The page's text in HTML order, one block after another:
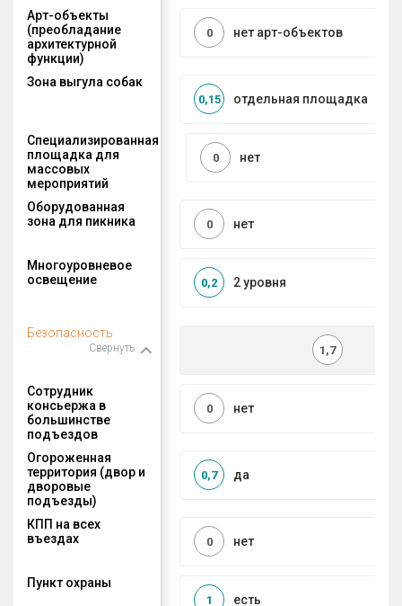
Арт-объекты
(преобладание
архитектурной
функции)
нет арт-объектов
0
Зона выгула собак
отдельная площадка
0,15
Специализированная
площадка для
массовых
мероприятий
нет
0
Оборудованная
зона для пикника
нет
0
Многоуровневое
освещение
2 уровня
0,2
Безопасность
Свернуть 1,7
Сотрудник
консьержа в
большинстве
подъездов
нет
0
Огороженная
территория (двор и
дворовые
подъезды)
да
0,7
КПП на всех
въездах
нет
0
Пункт охраны
есть
1